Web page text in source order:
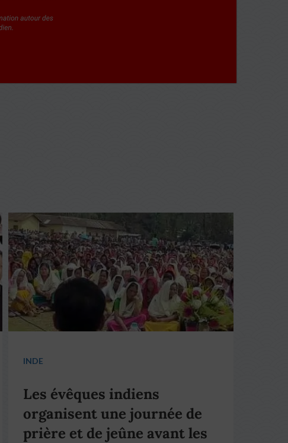
INDE
Les évêques indiens
organisent une journée de
prière et de jeûne avant les